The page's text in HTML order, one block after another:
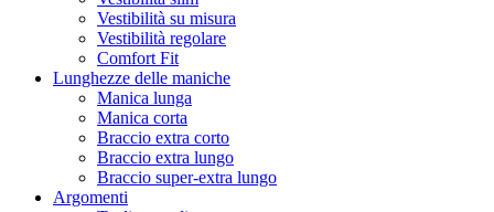
Vestibilità su misura
Vestibilità regolare
Comfort Fit
Lunghezze delle maniche
Manica lunga
Manica corta
Braccio extra corto
Braccio extra lungo
Braccio super-extra lungo
Argomenti